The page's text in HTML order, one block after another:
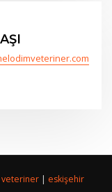
veteriner | eskişehir